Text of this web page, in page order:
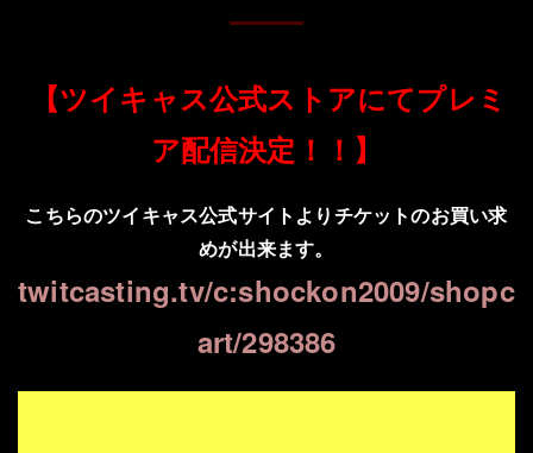
【ツイキャス公式ストアにてプレミ
ア配信決定！！】
こちらのツイキャス公式サイトよりチケットのお買い求
めが出来ます。
twitcasting.tv/c:shockon2009/shopc
art/298386